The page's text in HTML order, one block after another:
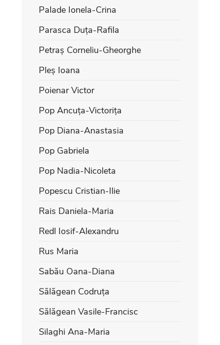
Palade Ionela-Crina
Parasca Duța-Rafila
Petraș Corneliu-Gheorghe
Pleș Ioana
Poienar Victor
Pop Ancuța-Victorița
Pop Diana-Anastasia
Pop Gabriela
Pop Nadia-Nicoleta
Popescu Cristian-Ilie
Rais Daniela-Maria
Redl Iosif-Alexandru
Rus Maria
Sabău Oana-Diana
Sălăgean Codruța
Sălăgean Vasile-Francisc
Silaghi Ana-Maria